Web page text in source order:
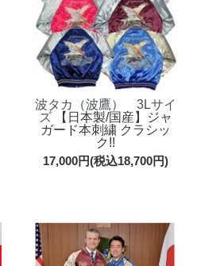
波タカ（波鷹） 3Lサイ
ズ 【日本製/国産】ジャ
ガード本刺繍 クラシッ
ク!!
17,000円(税込18,700円)